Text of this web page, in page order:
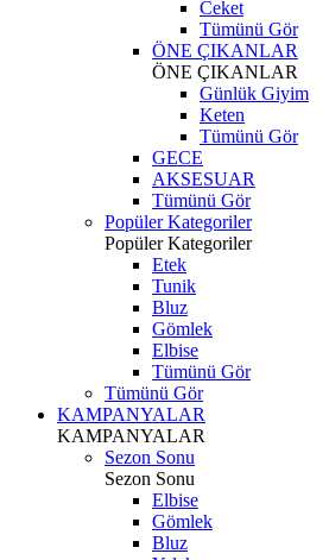
Ceket
Tümünü Gör
ÖNE ÇIKANLAR
ÖNE ÇIKANLAR
Günlük Giyim
Keten
Tümünü Gör
GECE
AKSESUAR
Tümünü Gör
Popüler Kategoriler
Popüler Kategoriler
Etek
Tunik
Bluz
Gömlek
Elbise
Tümünü Gör
Tümünü Gör
KAMPANYALAR
KAMPANYALAR
Sezon Sonu
Sezon Sonu
Elbise
Gömlek
Bluz